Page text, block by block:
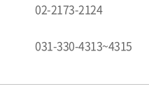
02-2173-2124
031-330-4313~4315